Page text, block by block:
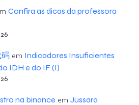
Confira as dicas da professora
em Indicadores Insuficientes
IDH e do IF (I)
na binance em Jussara